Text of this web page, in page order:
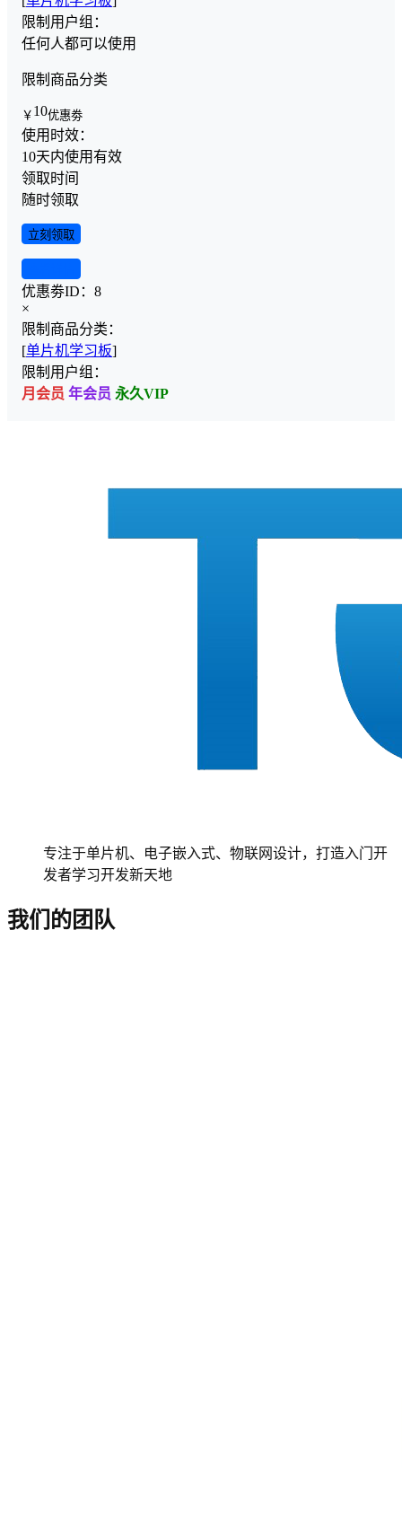
限制用户组：
任何人都可以使用
限制商品分类
￥ 10优惠劵
使用时效：
10天内使用有效
领取时间
随时领取
立刻领取
优惠劵ID： 8
×
限制商品分类：
[单片机学习板]
限制用户组：
月会员 年会员 永久VIP
专注于单片机、电子嵌入式、物联网设计，打造入门开
发者学习开发新天地
我们的团队